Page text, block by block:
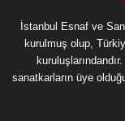
İstanbul Esnaf ve
kurulmuş olup,
sanatkarların üye